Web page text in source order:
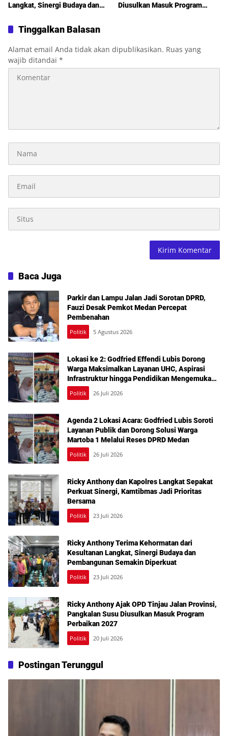
Langkat, Sinergi Budaya dan
Diperkuat
Diusulkan Masuk Program
Tinggalkan Balasan
Alamat email Anda tidak akan dipublikasikan. Ruas yang
wajib ditandai *
Baca Juga
Parkir dan Lampu Jalan Jadi Sorotan DPRD,
Fauzi Desak Pemkot Medan Percepat
Pembenahan
Politik 5 Agustus 2026
Lokasi ke 2: Godfried Effendi Lubis Dorong
Warga Maksimalkan Layanan UHC, Aspirasi
Infrastruktur hingga Pendidikan Mengemuka
dalam Reses Medan Amplas
Politik 26 Juli 2026
Agenda 2 Lokasi Acara: Godfried Lubis Soroti
Layanan Publik dan Dorong Solusi Warga
Martoba 1 Melalui Reses DPRD Medan
Politik 26 Juli 2026
Ricky Anthony dan Kapolres Langkat Sepakat
Perkuat Sinergi, Kamtibmas Jadi Prioritas
Bersama
Politik 23 Juli 2026
Ricky Anthony Terima Kehormatan dari
Kesultanan Langkat, Sinergi Budaya dan
Pembangunan Semakin Diperkuat
Politik 23 Juli 2026
Ricky Anthony Ajak OPD Tinjau Jalan Provinsi,
Pangkalan Susu Diusulkan Masuk Program
Perbaikan 2027
Politik 20 Juli 2026
Postingan Terunggul